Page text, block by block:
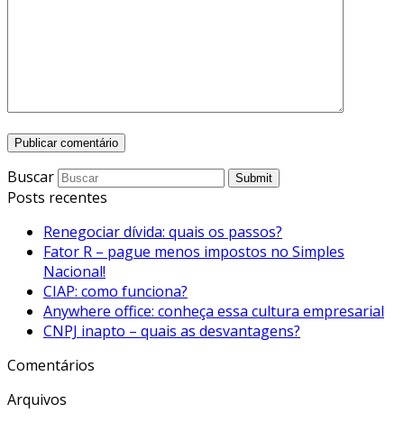
Buscar Submit
Posts recentes
Renegociar dívida: quais os passos?
Fator R – pague menos impostos no Simples
Nacional!
CIAP: como funciona?
Anywhere office: conheça essa cultura empresarial
CNPJ inapto – quais as desvantagens?
Comentários
Arquivos